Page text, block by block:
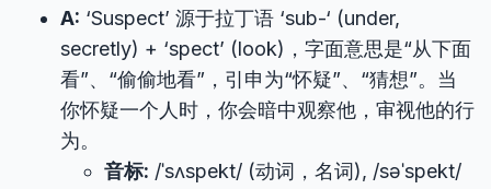
A: ‘Suspect’ 源于拉丁语 ‘sub-‘ (under,
secretly) + ‘spect’ (look)，字面意思是“从下面
看”、“偷偷地看”，引申为“怀疑”、“猜想”。当
你怀疑一个人时，你会暗中观察他，审视他的行
为。
音标: /ˈsʌspekt/ (动词，名词), /səˈspekt/